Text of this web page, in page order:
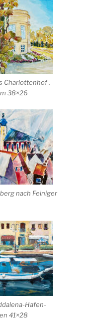
Charlottenhof .
38×26
nach Feiniger
Hafen-
41×28